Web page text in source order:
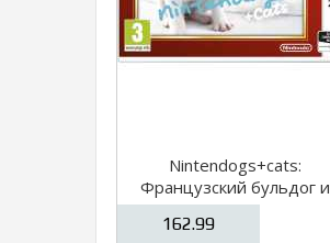
Nintendogs+cats:
Французский бульдог и
новые друзья (Nintendo
Selects) [3DS]
162.99